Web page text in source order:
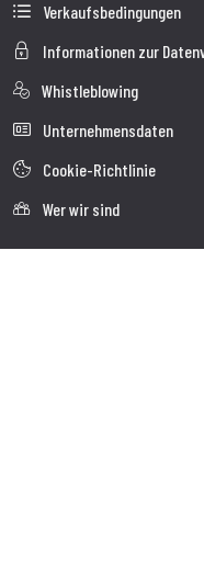
Verkaufsbedingungen
Informationen zur
Whistleblowing
Unternehmensdaten
Cookie-Richtlinie
Wer wir sind